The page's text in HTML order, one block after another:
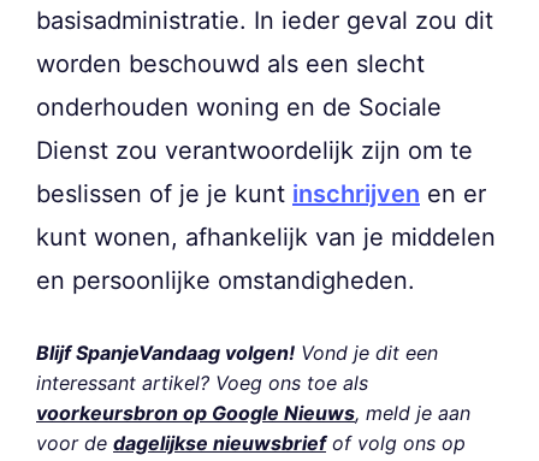
basisadministratie. In ieder geval zou dit
worden beschouwd als een slecht
onderhouden woning en de Sociale
Dienst zou verantwoordelijk zijn om te
beslissen of je je kunt inschrijven en er
kunt wonen, afhankelijk van je middelen
en persoonlijke omstandigheden.
Blijf SpanjeVandaag volgen! Vond je dit een
interessant artikel? Voeg ons toe als
voorkeursbron op Google Nieuws, meld je aan
voor de dagelijkse nieuwsbriefof volg ons op